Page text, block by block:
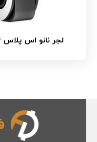
لجر نانو اس پلاس 2024 | Nano S Plus 2024